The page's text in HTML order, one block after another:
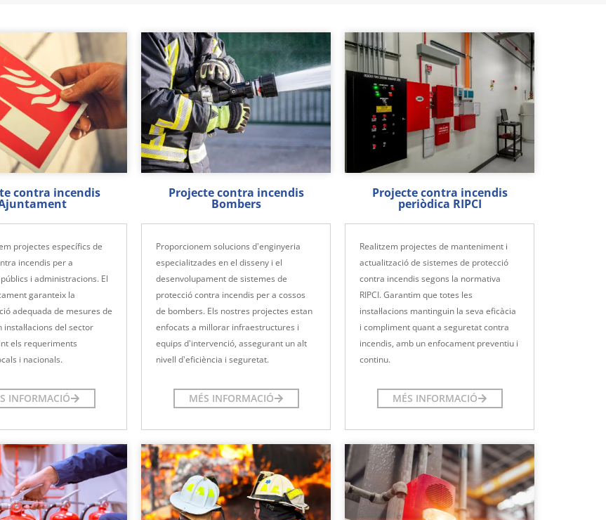
contra incendis
projectes específics de
incendis per a
i administracions. El
garanteix la
adequada de mesures de
del sector
els requeriments
i nacionals.
INFORMACIÓ
Projecte contra incendis
Bombers
Proporcionem solucions d'enginyeria
especialitzades en el disseny i el
desenvolupament de sistemes de
protecció contra incendis per a cossos
de bombers. Els nostres projectes estan
enfocats a millorar infraestructures i
equips d'intervenció, assegurant un alt
nivell d'eficiència i seguretat.
MÉS INFORMACIÓ
Projecte contra incendis
periòdica RIPCI
Realitzem projectes de manteniment i
actualització de sistemes de protecció
contra incendis segons la normativa
RIPCI. Garantim que totes les
instal·lacions mantinguin la seva eficàcia
i compliment quant a seguretat contra
incendis, amb un enfocament preventiu i
continu.
MÉS INFORMACIÓ